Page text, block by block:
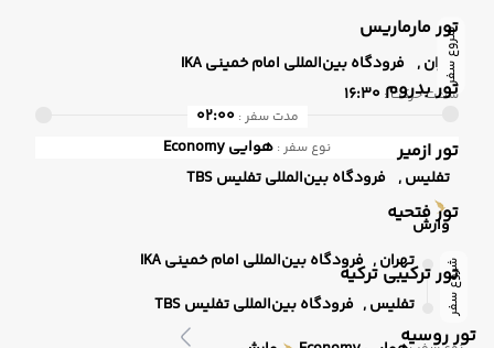
تور مارماریس
تور بدروم
تور ازمیر
تور فتحیه
تور ترکیبی ترکیه
تور روسیه
شروع سفر
تهران , فرودگاه بین‌المللی امام خمینی IKA
ساعت حرکت : 16:30
مدت سفر :02:00
نوع سفر : هوایی
تفلیس , فرودگاه بین‌المللی تفلیس TBS
وارش
شروع سفر تهران , فرودگاه بین‌المللی امام خمینی IKA
تفلیس , فرودگاه بین‌المللی تفلیس TBS